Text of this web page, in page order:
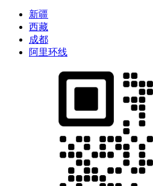
新疆
西藏
成都
阿里环线